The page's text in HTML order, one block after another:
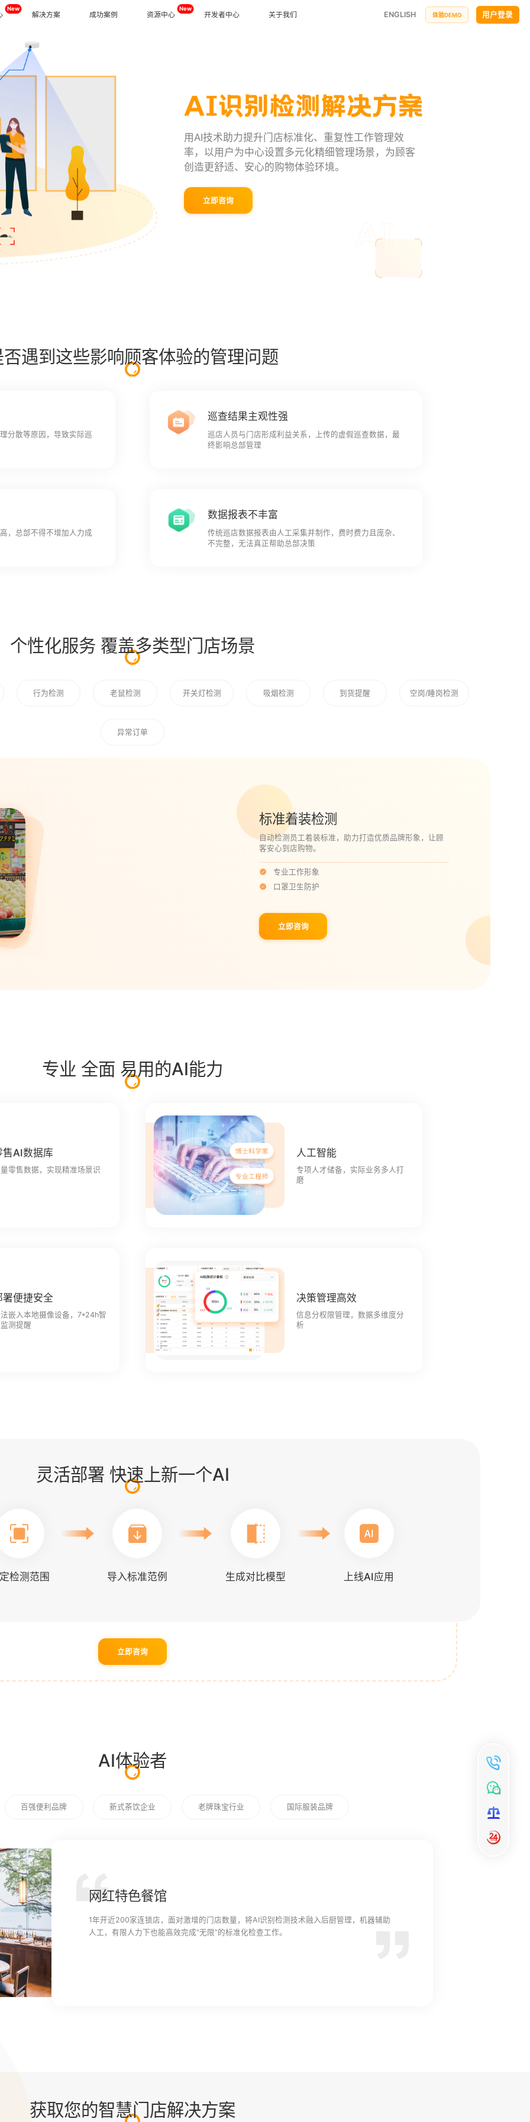
场景高效协同办公
训，个性化定制员工激励与成长体系 轻松一键，智能识别图片
筹建管理
搭建标准开店流程，缩短门店筹建周期
化、智能化的合同管理解决方案 营造门店统一氛围，塑造品牌形象
AI巡店机器人
全场景24小时自动门店巡检
量，有效辅助企业决策
New
解决方案
店数据，发现营销密码
理落地，打造明厨亮灶就餐体验
快消行业
无界购物，打造数字化家居生态 商品生产全流程溯源，优化库存管控，降低损耗
汽车服务
速复制，增强品牌内在竞争力 AI赋能传统车间，增强企业市场竞争力
成功案例 资源中心
New
New
开发者中心 关于我们
合作与生态
服务政策
岗位招聘
ENGLISH 体验DEMO 用户登录
用AI技术助力提升门店标准化、重复性工作管理效
率，以用户为中心设置多元化精细管理场景，为顾客
创造更舒适、安心的购物体验环境。
立即咨询
遇到这些影响顾客体验的管理问题
分散等原因，导致实际巡
巡查结果主观性强
巡店人员与门店形成利益关系，上传的虚假巡查数据，最
终影响总部管理
，总部不得不增加人力成
数据报表不丰富
传统巡店数据报表由人工采集并制作，费时费力且庞杂、
不完整，无法真正帮助总部决策
个性化服务 覆盖多类型门店场景
行为检测 老鼠检测 开关灯检测 吸烟检测 到货提醒 空岗/睡岗检测
异常订单
标准着装检测
自动检测员工着装标准，助力打造优质品牌形象，让顾
客安心到店购物。
专业工作形象
口罩卫生防护
立即咨询
专业 全面 易用的AI能力
售AI数据库
零售数据，实现精准场景识
人工智能
专项人才储备，实际业务多人打
磨
署便捷安全
嵌入本地摄像设备，7*24h智
测提醒
决策管理高效
信息分权限管理，数据多维度分
析
灵活部署 快速上新一个AI
检测范围 导入标准范例 生成对比模型 上线AI应用
立即咨询
AI体验者
百强便利品牌 新式茶饮企业 老牌珠宝行业 国际服装品牌
网红特色餐馆
1年开近200家连锁店，面对激增的门店数量，将AI识别检测技术融入后厨管理，机器辅助
人工，有限人力下也能高效完成“无限”的标准化检查工作。
获取您的智慧门店解决方案